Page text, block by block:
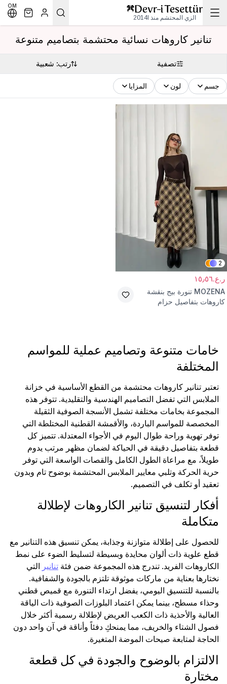
الزي المحتشم منذ 2014l
OM
تنانير كاروهات نسائية محتشمة بتصاميم متنوعة
تصفية رتب: شعبية
جسم لون المزايا
2
ر.ع.١٥٫٥٦
MOZENA تنورة بيج بنقشة
كاروهات بتفاصيل حزام
خامات متنوعة وتصاميم عملية للمواسم
المختلفة
تعتبر تنانير كاروهات محتشمة من القطع الأساسية في خزانة
الملابس التي تفضل التصاميم الهندسية والتقليدية. تتوفر هذه
المجموعة بخامات مختلفة تشمل الأنسجة الصوفية الثقيلة
المخصصة للمواسم الباردة، والأقمشة القطنية المختلطة التي
توفر تهوية وراحة طوال اليوم في الأجواء المعتدلة. تتميز كل
قطعة بتفاصيل دقيقة في الحياكة لضمان مظهر مرتب يدوم
طويلاً، مع مراعاة الطول الكامل والقصات الواسعة التي توفر
حرية الحركة وتلبي معايير الملابس المحتشمة بوضوح تام وبدون
تعقيد أو تكلف في التصميم.
أفكار لتنسيق تنانير الكاروهات لإطلالة
متكاملة
للحصول على إطلالة متوازنة وجذابة، يمكن تنسيق هذه التنانير مع
قطع علوية ذات ألوان محايدة وبسيطة لتسليط الضوء على نمط
الكاروهات الفريد. تندرج هذه المجموعة ضمن فئة تنانير التي
نختارها بعناية من ماركات موثوقة تلتزم بالجودة والشفافية.
بالنسبة للتنسيق اليومي، يفضل ارتداء التنورة مع قميص قطني
وحذاء مسطح، بينما يمكن اعتماد البلوزات الصوفية ذات الياقة
العالية والأحذية ذات الكعب العريض لإطلالة رسمية أكثر خلال
فصول الشتاء والخريف، مما يمنحكِ دفئاً وأناقة في آن واحد دون
الحاجة لمتابعة صيحات الموضة المتغيرة.
الالتزام بالوضوح والجودة في كل قطعة
مختارة